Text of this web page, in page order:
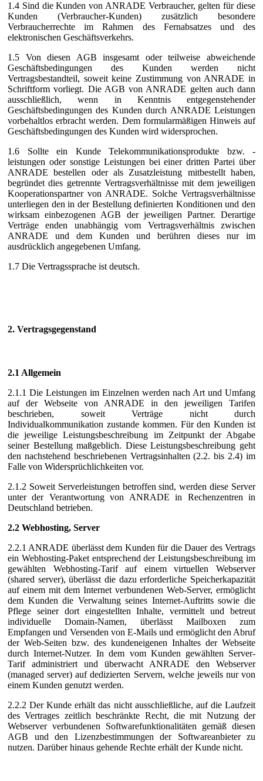
1.4 Sind die Kunden von ANRADE Verbraucher, gelten für diese
Kunden (Verbraucher-Kunden) zusätzlich besondere
Verbraucherrechte im Rahmen des Fernabsatzes und des
elektronischen Geschäftsverkehrs.
1.5 Von diesen AGB insgesamt oder teilweise abweichende
Geschäftsbedingungen des Kunden werden nicht
Vertragsbestandteil, soweit keine Zustimmung von ANRADE in
Schriftform vorliegt. Die AGB von ANRADE gelten auch dann
ausschließlich, wenn in Kenntnis entgegenstehender
Geschäftsbedingungen des Kunden durch ANRADE Leistungen
vorbehaltlos erbracht werden. Dem formularmäßigen Hinweis auf
Geschäftsbedingungen des Kunden wird widersprochen.
1.6 Sollte ein Kunde Telekommunikationsprodukte bzw. -
leistungen oder sonstige Leistungen bei einer dritten Partei über
ANRADE bestellen oder als Zusatzleistung mitbestellt haben,
begründet dies getrennte Vertragsverhältnisse mit dem jeweiligen
Kooperationspartner von ANRADE. Solche Vertragsverhältnisse
unterliegen den in der Bestellung definierten Konditionen und den
wirksam einbezogenen AGB der jeweiligen Partner. Derartige
Verträge enden unabhängig vom Vertragsverhältnis zwischen
ANRADE und dem Kunden und berühren dieses nur im
ausdrücklich angegebenen Umfang.
1.7 Die Vertragssprache ist deutsch.
2. Vertragsgegenstand
2.1 Allgemein
2.1.1 Die Leistungen im Einzelnen werden nach Art und Umfang
auf der Webseite von ANRADE in den jeweiligen Tarifen
beschrieben, soweit Verträge nicht durch
Individualkommunikation zustande kommen. Für den Kunden ist
die jeweilige Leistungsbeschreibung im Zeitpunkt der Abgabe
seiner Bestellung maßgeblich. Diese Leistungsbeschreibung geht
den nachstehend beschriebenen Vertragsinhalten (2.2. bis 2.4) im
Falle von Widersprüchlichkeiten vor.
2.1.2 Soweit Serverleistungen betroffen sind, werden diese Server
unter der Verantwortung von ANRADE in Rechenzentren in
Deutschland betrieben.
2.2 Webhosting, Server
2.2.1 ANRADE überlässt dem Kunden für die Dauer des Vertrags
ein Webhosting-Paket entsprechend der Leistungsbeschreibung im
gewählten Webhosting-Tarif auf einem virtuellen Webserver
(shared server), überlässt die dazu erforderliche Speicherkapazität
auf einem mit dem Internet verbundenen Web-Server, ermöglicht
dem Kunden die Verwaltung seines Internet-Auftritts sowie die
Pflege seiner dort eingestellten Inhalte, vermittelt und betreut
individuelle Domain-Namen, überlässt Mailboxen zum
Empfangen und Versenden von E-Mails und ermöglicht den Abruf
der Web-Seiten bzw. des kundeneigenen Inhaltes der Webseite
durch Internet-Nutzer. In dem vom Kunden gewählten Server-
Tarif administriert und überwacht ANRADE den Webserver
(managed server) auf dedizierten Servern, welche jeweils nur von
einem Kunden genutzt werden.
2.2.2 Der Kunde erhält das nicht ausschließliche, auf die Laufzeit
des Vertrages zeitlich beschränkte Recht, die mit Nutzung der
Webserver verbundenen Softwarefunktionalitäten gemäß diesen
AGB und den Lizenzbestimmungen der Softwareanbieter zu
nutzen. Darüber hinaus gehende Rechte erhält der Kunde nicht.